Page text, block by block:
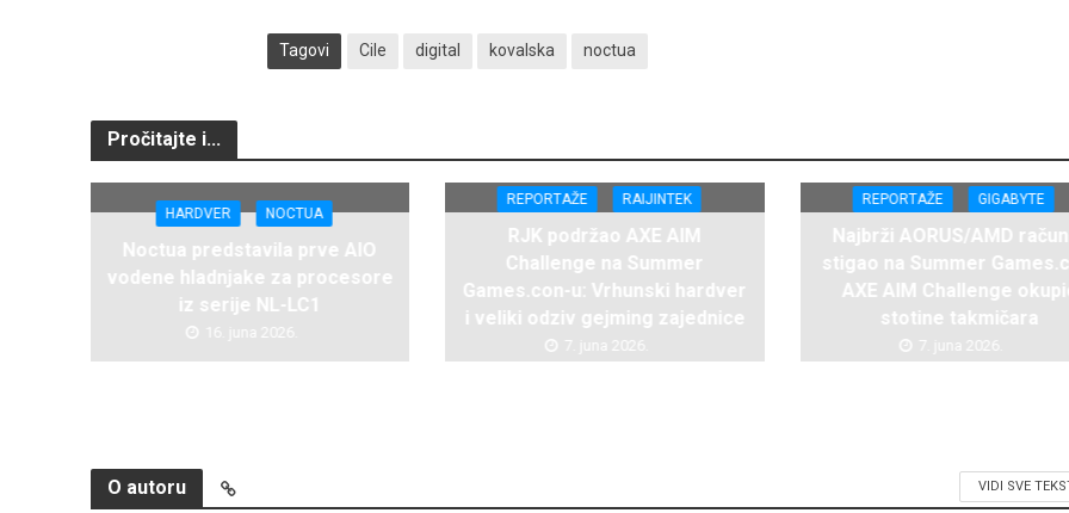
Tagovi Cile digital kovalska noctua
Pročitajte i...
HARDVER NOCTUA
Noctua predstavila prve AIO
vodene hladnjake za procesore
iz serije NL-LC1
16. juna 2026.
REPORTAŽE RAIJINTEK
RJK podržao AXE AIM
Challenge na Summer
Games.con-u: Vrhunski hardver
i veliki odziv gejming zajednice
7. juna 2026.
REPORTAŽE GIGABYTE
Najbrži AORUS/AMD
stigao na Summer
AXE AIM Challenge
stotine takmičara
7. juna 2026.
O autoru VIDI SVE